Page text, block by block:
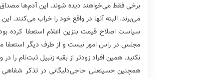
برخی فقط می‌خواهند دیده شوند. این آدم‌ها
می‌برند. البته آنها در واقع خود را خراب می‌کنند.
سیاست اصلاح قیمت بنزین اعلام استعفا
مجلس در راس امور نیست و از طرف دیگر استعفا
نکنید. همین افراد زودتر از بقیه زنبیل ثبت‌نام را
همچنین حسینعلی حاجی‌دلیگانی در تذکر